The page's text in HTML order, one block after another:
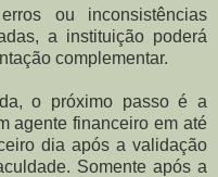
ou inconsistências
a instituição poderá
complementar.
o próximo passo é a
agente financeiro em até
dia após a validação
Somente após a